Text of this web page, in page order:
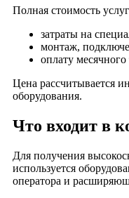
село Новый Киструс
село Орехово
село Островки
село Панино
село Перкино
село Половское
село Собчаково
село Старая Рязань
село Стариково
Полная стоимость
затраты на
монтаж,
оплату месячного
Цена рассчитывается
оборудования.
Что входит в
Для получения
используется
оператора и